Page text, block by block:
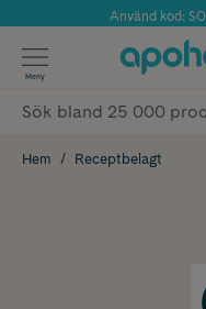
Årets
Använd kod:
✓
Meny
Hem Receptbelagt